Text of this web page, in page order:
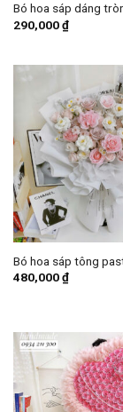
Bó hoa sáp dáng
290,000₫
Bó hoa sáp tông
480,000₫